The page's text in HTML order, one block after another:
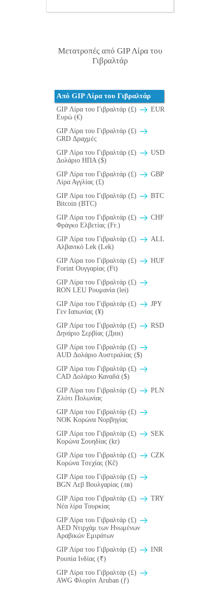
Μετατροπές από GIP Λίρα του
Γιβραλτάρ
Από GIP Λίρα του Γιβραλτάρ
GIP Λίρα του Γιβραλτάρ (£)
EUR
Ευρώ (€)
GIP Λίρα του Γιβραλτάρ (£)
GRD Δραχμές
GIP Λίρα του Γιβραλτάρ (£)
USD
Δολάριο ΗΠΑ ($)
GIP Λίρα του Γιβραλτάρ (£)
GBP
Λίρα Αγγλίας (£)
GIP Λίρα του Γιβραλτάρ (£)
BTC
Bitcoin (BTC)
GIP Λίρα του Γιβραλτάρ (£)
CHF
Φράγκο Ελβετίας (Fr.)
GIP Λίρα του Γιβραλτάρ (£)
ALL
Αλβανικό Lek (Lek)
GIP Λίρα του Γιβραλτάρ (£)
HUF
Forint Ουγγαρίας (Ft)
GIP Λίρα του Γιβραλτάρ (£)
RON LEU Ρουμανία (lei)
GIP Λίρα του Γιβραλτάρ (£)
JPY
Γεν Ιαπωνίας (¥)
GIP Λίρα του Γιβραλτάρ (£)
RSD
Δηνάριο Σερβίας (Дин)
GIP Λίρα του Γιβραλτάρ (£)
AUD Δολάριο Αυστραλίας ($)
GIP Λίρα του Γιβραλτάρ (£)
CAD Δολάριο Καναδά ($)
GIP Λίρα του Γιβραλτάρ (£)
PLN
Ζλότι Πολωνίας
GIP Λίρα του Γιβραλτάρ (£)
NOK Κορώνα Νορβηγίας
GIP Λίρα του Γιβραλτάρ (£)
SEK
Κορώνα Σουηδίας (kr)
GIP Λίρα του Γιβραλτάρ (£)
CZK
Κορώνα Τσεχίας (Kč)
GIP Λίρα του Γιβραλτάρ (£)
BGN Λεβ Βουλγαρίας (лв)
GIP Λίρα του Γιβραλτάρ (£)
TRY
Νέα λίρα Τουρκίας
GIP Λίρα του Γιβραλτάρ (£)
AED Ντιρχάμ των Ηνωμένων
Αραβικών Εμιράτων
GIP Λίρα του Γιβραλτάρ (£)
INR
Ρουπία Ινδίας (₹)
GIP Λίρα του Γιβραλτάρ (£)
AWG Φλορίνι Aruban (ƒ)